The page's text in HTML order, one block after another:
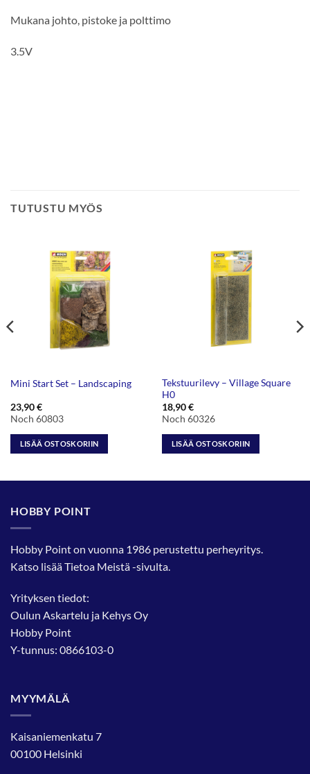
Mukana johto, pistoke ja polttimo
3.5V
TUTUSTU MYÖS
Mini Start Set – Landscaping
23,90€
Noch 60803
LISÄÄ OSTOSKORIIN
Tekstuurilevy – Village Square
H0
18,90€
Noch 60326
LISÄÄ OSTOSKORIIN
HOBBY POINT
Hobby Point on vuonna 1986 perustettu perheyritys.
Katso lisääTietoa Meistä-sivulta.
Yrityksen tiedot:
Oulun Askartelu ja Kehys Oy
Hobby Point
Y-tunnus: 0866103-0
MYYMÄLÄ
Kaisaniemenkatu 7
00100 Helsinki